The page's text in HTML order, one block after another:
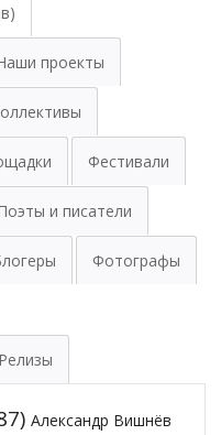
проекты
Фестивали
и писатели
Фотографы
Релизы
Александр Вишнёв